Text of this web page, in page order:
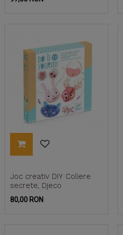
Joc creativ DIY Coliere
secrete, Djeco
Pret
80,00 RON